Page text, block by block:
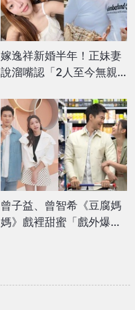
嫁逸祥新婚半年！正妹妻
說溜嘴認「2人至今無親
曾子益、曾智希《豆腐媽
媽》戲裡甜蜜「戲外爆不